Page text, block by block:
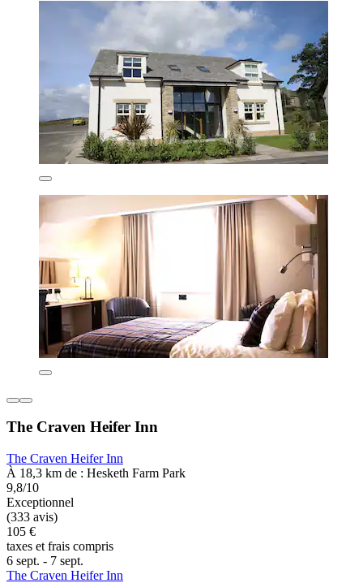
The Craven Heifer Inn
The Craven Heifer Inn
À 18,3 km de : Hesketh Farm Park
9,8/10
Exceptionnel
(333 avis)
105 €
taxes et frais compris
6 sept. - 7 sept.
The Craven Heifer Inn